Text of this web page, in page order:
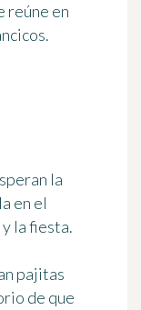
reúne en
la
en el
la fiesta.
pajitas
de que